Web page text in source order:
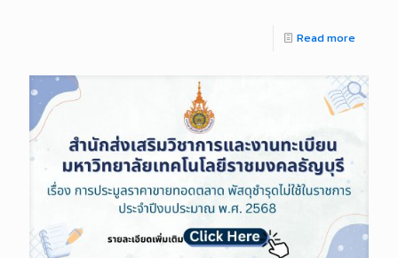
Read more